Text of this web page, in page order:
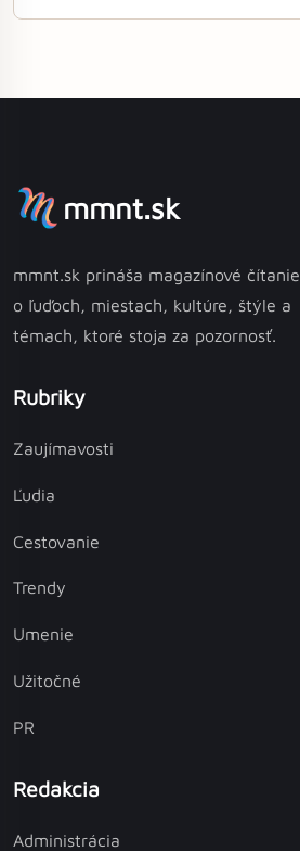
mmnt.sk
mmnt.sk prináša magazínové čítanie
o ľuďoch, miestach, kultúre, štýle a
témach, ktoré stoja za pozornosť.
Rubriky
Zaujímavosti
Ľudia
Cestovanie
Trendy
Umenie
Užitočné
PR
Redakcia
Administrácia